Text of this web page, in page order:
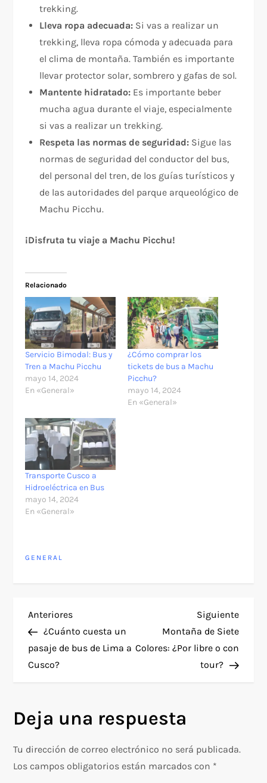
trekking.
Lleva ropa adecuada: Si vas a realizar un
trekking, lleva ropa cómoda y adecuada para
el clima de montaña. También es importante
llevar protector solar, sombrero y gafas de sol.
Mantente hidratado: Es importante beber
mucha agua durante el viaje, especialmente
si vas a realizar un trekking.
Respeta las normas de seguridad: Sigue las
normas de seguridad del conductor del bus,
del personal del tren, de los guías turísticos y
de las autoridades del parque arqueológico de
Machu Picchu.
¡Disfruta tu viaje a Machu Picchu!
Relacionado
Servicio Bimodal: Bus y
Tren a Machu Picchu
mayo 14, 2024
En «General»
¿Cómo comprar los
tickets de bus a Machu
Picchu?
mayo 14, 2024
En «General»
Transporte Cusco a
Hidroeléctrica en Bus
mayo 14, 2024
En «General»
GENERAL
N
a
v
g
a
Entrada
anterior
Anteriores
¿Cuánto cuesta un
pasaje de bus de Lima a
Cusco?
Siguiente
Montaña de Siete
Colores: ¿Por libre o con
tour?
Deja una respuesta
Tu dirección de correo electrónico no será publicada.
Los campos obligatorios están marcados con *